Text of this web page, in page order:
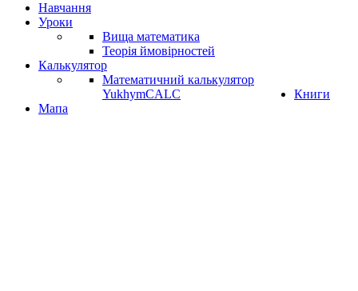
Навчання
Уроки
Вища математика
Теорія ймовірностей
Калькулятор
Математичний калькулятор
YukhymCALC
Книги
Мапа